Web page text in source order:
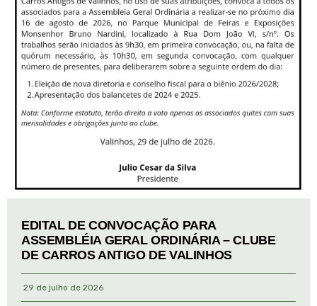
EDITAL DE CONVOCAÇÃO PARA
ASSEMBLÉIA GERAL ORDINÁRIA – CLUBE
DE CARROS ANTIGO DE VALINHOS
29 de julho de 2026